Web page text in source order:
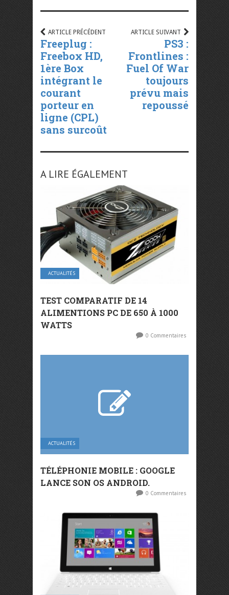
ARTICLE PRÉCÉDENT
Freeplug :
Freebox HD,
1ère Box
intégrant le
courant
porteur en
ligne (CPL)
sans surcoût
ARTICLE SUIVANT
PS3 :
Frontlines :
Fuel Of War
toujours
prévu mais
repoussé
A LIRE ÉGALEMENT
ACTUALITÉS
TEST COMPARATIF DE 14
ALIMENTIONS PC DE 650 À 1000
WATTS
0 Commentaires
ACTUALITÉS
TÉLÉPHONIE MOBILE : GOOGLE
LANCE SON OS ANDROID.
0 Commentaires